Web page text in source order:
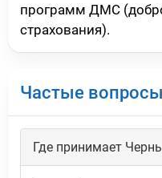
программ ДМС
страхования).
Частые
Где принимает